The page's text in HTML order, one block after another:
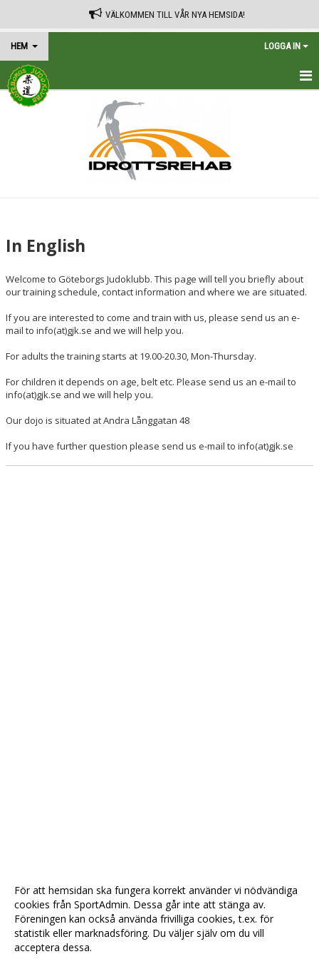
VÄLKOMMEN TILL VÅR NYA HEMSIDA!
HEM LOGGA IN
HEM
IN ENGLISH
In English
Welcome to Göteborgs Judoklubb. This page will tell you briefly about
our training schedule, contact information and where we are situated.
If you are interested to come and train with us, please send us an e-
mail to info(at)gjk.se and we will help you.
For adults the training starts at 19.00-20.30, Mon-Thursday.
For children it depends on age, belt etc. Please send us an e-mail to
info(at)gjk.se and we will help you.
Our dojo is situated at Andra Långgatan 48
If you have further question please send us e-mail to info(at)gjk.se
För att hemsidan ska fungera korrekt använder vi nödvändiga
cookies från SportAdmin. Dessa går inte att stänga av.
Föreningen kan också använda frivilliga cookies, t.ex. för
statistik eller marknadsföring. Du väljer själv om du vill
acceptera dessa.